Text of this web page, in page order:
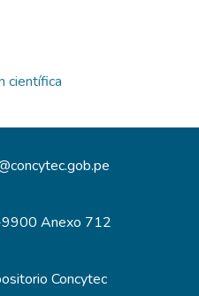
científica
Anexo 712
Concytec